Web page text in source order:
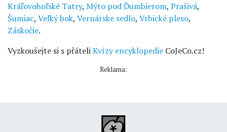
Kráľovohoľské Tatry, Mýto pod Ďumbierom, Prašivá,
Šumiac, Veľký bok, Vernárske sedlo, Vrbické pleso,
Záskočie.
Vyzkoušejte si s přáteliKvízy encyklopedie CoJeCo.cz!
Reklama: